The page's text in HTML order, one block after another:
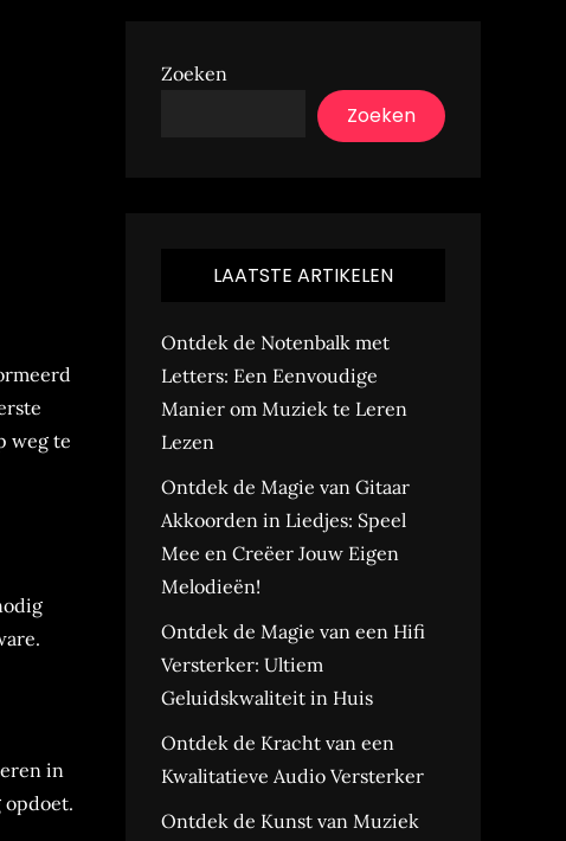
weg te
in
opdoet.
Zoeken
Zoeken
LAATSTE ARTIKELEN
Ontdek de Notenbalk met
Letters: Een Eenvoudige
Manier om Muziek te Leren
Lezen
Ontdek de Magie van Gitaar
Akkoorden in Liedjes: Speel
Mee en Creëer Jouw Eigen
Melodieën!
Ontdek de Magie van een Hifi
Versterker: Ultiem
Geluidskwaliteit in Huis
Ontdek de Kracht van een
Kwalitatieve Audio Versterker
Ontdek de Kunst van Muziek